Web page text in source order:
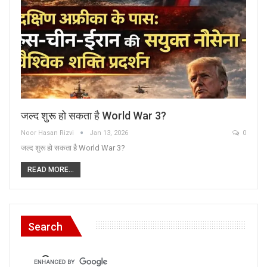
जल्द शुरू हो सकता है World War 3?
Noor Hasan Rizvi Jan 13, 2026 0
जल्द शुरू हो सकता है World War 3?
READ MORE...
Search